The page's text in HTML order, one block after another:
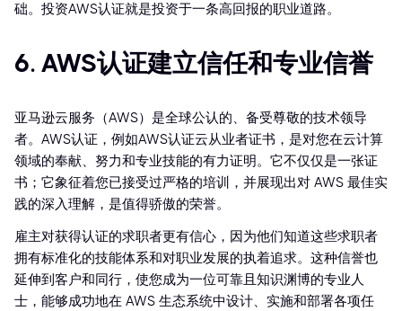
础。投资AWS认证就是投资于一条高回报的职业道路。
6. AWS认证建立信任和专业信誉
亚马逊云服务（AWS）是全球公认的、备受尊敬的技术领导
者。AWS认证，例如AWS认证云从业者证书，是对您在云计算
领域的奉献、努力和专业技能的有力证明。它不仅仅是一张证
书；它象征着您已接受过严格的培训，并展现出对 AWS 最佳实
践的深入理解，是值得骄傲的荣誉。
雇主对获得认证的求职者更有信心，因为他们知道这些求职者
拥有标准化的技能体系和对职业发展的执着追求。这种信誉也
延伸到客户和同行，使您成为一位可靠且知识渊博的专业人
士，能够成功地在 AWS 生态系统中设计、实施和部署各项任